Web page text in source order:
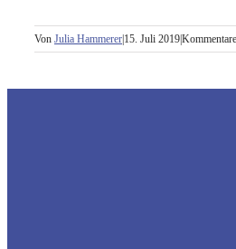
Von Julia Hammerer 15. Juli 2019